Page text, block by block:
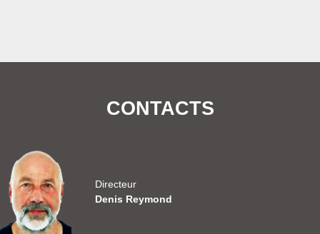
CONTACTS
Directeur
Denis Reymond